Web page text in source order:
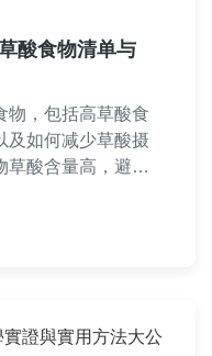
酸食物清单与
物，包括高草酸食
及如何减少草酸摄
草酸含量高，避免